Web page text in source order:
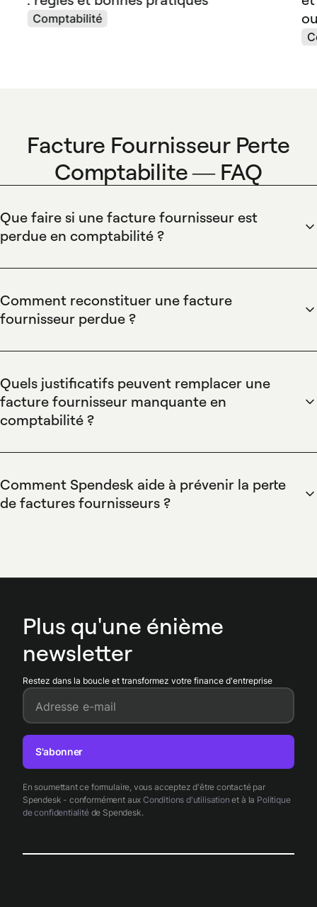
Comptabilité
Facture Fournisseur Perte
Comptabilite — FAQ
Que faire si une facture fournisseur est
perdue en comptabilité ?
numérisées et les indexe par OCR pour éviter les pertes et
faciliter leur recherche. Spendesk rattache automatiquement
les factures aux paiements et aux dépenses, conserve un
historique d’audit et synchronise les pièces avec les logiciels
Comment reconstituer une facture
fournisseur perdue ?
centralisant toutes les preuves de paiement, échanges
fournisseurs et bons de commande liés à la dépense.
Spendesk permet d’extraire les justificatifs via OCR, de
demander un duplicata via le portail fournisseur et
d’exporter un dossier complet vers le logiciel comptable
Quels justificatifs peuvent remplacer une
facture fournisseur manquante en
comptabilité ?
que bons de commande, preuves de virement bancaires et
échanges e‑mail lorsque la facture originale manque.
Spendesk attache ces pièces à la dépense correspondante,
génère un dossier d’audit horodaté et synchronise les
Comment Spendesk aide à prévenir la perte
de factures fournisseurs ?
journal d’audit, propose des alertes de validation et
Plus qu'une énième
newsletter
Restez dans la boucle et transformez votre finance d'entreprise
Adresse e-mail
En soumettant ce formulaire, vous acceptez d'être contacté par
Spendesk - conformément aux Conditions d'utilisation et à la Politique
de confidentialitéde Spendesk.
S'abonner